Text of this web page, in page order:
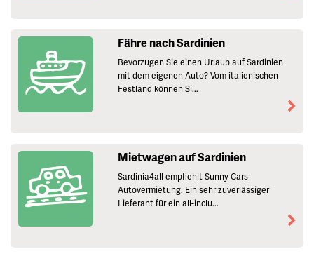
Fähre nach Sardinien
Bevorzugen Sie einen Urlaub auf Sardinien
mit dem eigenen Auto? Vom italienischen
Festland können Si...
Mietwagen auf Sardinien
Sardinia4all empfiehlt Sunny Cars
Autovermietung. Ein sehr zuverlässiger
Lieferant für ein all-inclu...